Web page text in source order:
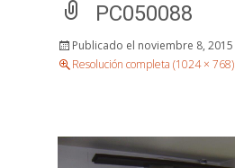
PC050088
Publicado el noviembre 8, 2015
Resolución completa (1024 × 768)